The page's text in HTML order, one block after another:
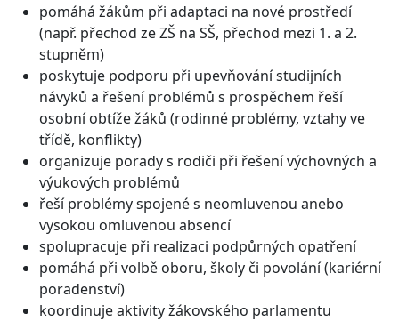
pomáhá žákům při adaptaci na nové prostředí
(např. přechod ze ZŠ na SŠ, přechod mezi 1. a 2.
stupněm)
poskytuje podporu při upevňování studijních
návyků a řešení problémů s prospěchem řeší
osobní obtíže žáků (rodinné problémy, vztahy ve
třídě, konflikty)
organizuje porady s rodiči při řešení výchovných a
výukových problémů
řeší problémy spojené s neomluvenou anebo
vysokou omluvenou absencí
spolupracuje při realizaci podpůrných opatření
pomáhá při volbě oboru, školy či povolání (kariérní
poradenství)
koordinuje aktivity žákovského parlamentu